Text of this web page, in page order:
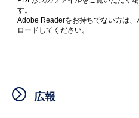
す。
Adobe Readerをお持ちでない方は
ロードしてください。
広報